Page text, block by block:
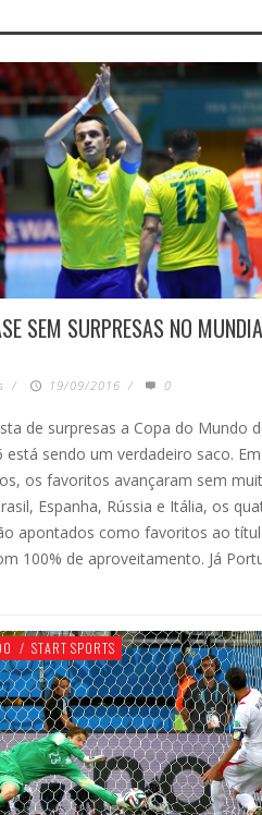
SEM SURPRESAS NO
/ 19/09/2016 / 0
de surpresas a Copa do Mundo
está sendo um verdadeiro saco. Em
os favoritos avançaram sem
Espanha, Rússia e Itália, os
apontados como favoritos ao
100% de aproveitamento. Já
/ START SPORTS